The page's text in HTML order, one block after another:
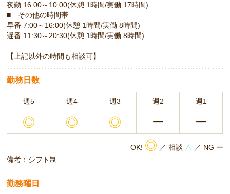
夜勤 16:00～10:00(休憩 1時間/実働 17時間)
■ その他の時間帯
早番 7:00～16:00(休憩 1時間/実働 8時間)
遅番 11:30～20:30(休憩 1時間/実働 8時間)
【上記以外の時間も相談可】
勤務日数
週5 週4 週3 週2 週1
◎ ◎ ◎ ー ー
OK! ◎ ／ 相談 △ ／ NG ー
備考：シフト制
勤務曜日